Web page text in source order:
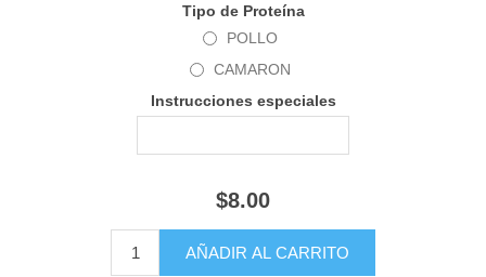
Tipo de Proteína
POLLO
CAMARON
Instrucciones especiales
$8.00